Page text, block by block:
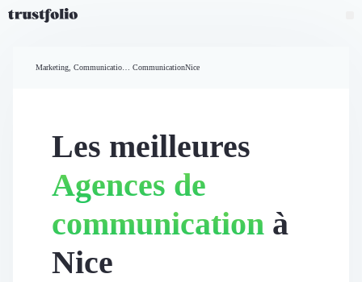
Widgets d'avis
Partage d’avis multicanal
Vidéo de témoignage
Révéler le réseau
Vitrine & média
Accueil
Marketing, Communication et Ventes CommunicationNice
Les meilleures
Agences de
communication à
Nice